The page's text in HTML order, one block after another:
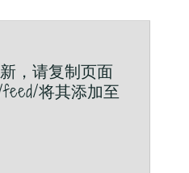
，请复制页面
将其添加至